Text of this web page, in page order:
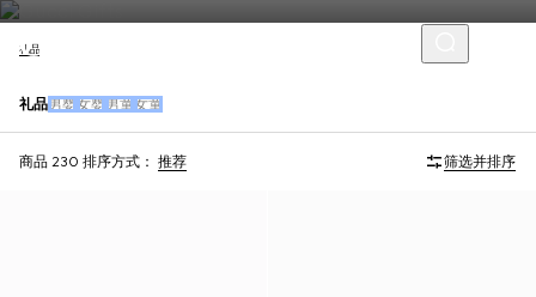
礼品
礼品 男婴 女婴 男童 女童
商品 230 排序方式： 推荐 筛选并排序